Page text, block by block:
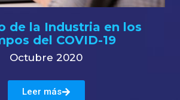
de la Industria en los
del COVID-19
Octubre 2020
Leer más